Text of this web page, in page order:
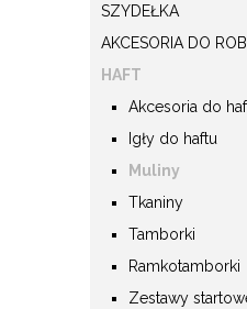
SZYDEŁKA
AKCESORIA DO
HAFT
Akcesoria do
Igły do haftu
Muliny
Tkaniny
Tamborki
Ramkotamborki
Zestawy